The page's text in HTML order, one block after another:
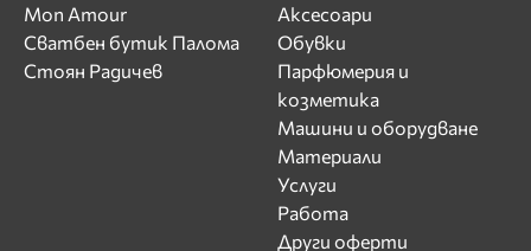
Mon Amour
Сватбен бутик Палома
Стоян Радичев
Аксесоари
Обувки
Парфюмерия и
козметика
Машини и оборудване
Материали
Услуги
Работа
Други оферти